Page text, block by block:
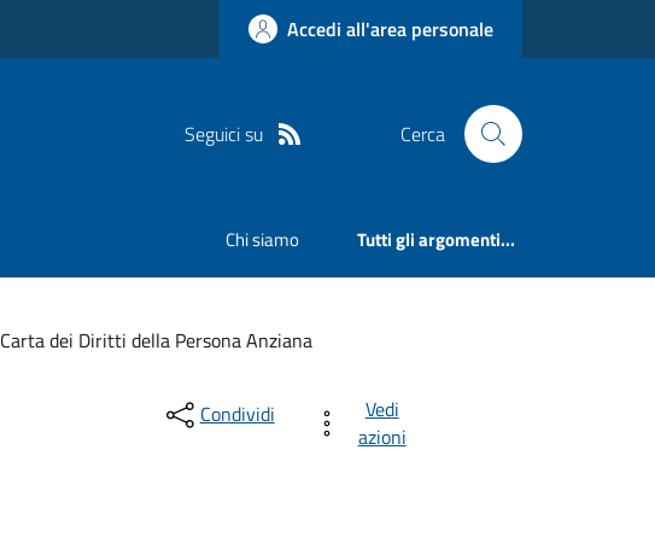
Accedi all'area personale
Seguici su Cerca
Chi siamo Tutti gli argomenti...
Carta dei Diritti della Persona Anziana
Condividi
Vedi
azioni